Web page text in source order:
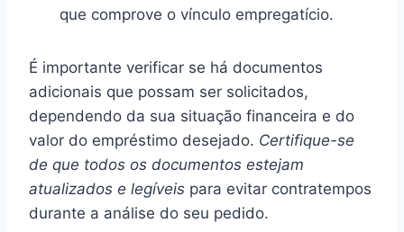
que comprove o vínculo empregatício.
É importante verificar se há documentos
adicionais que possam ser solicitados,
dependendo da sua situação financeira e do
valor do empréstimo desejado. Certifique-se
de que todos os documentos estejam
atualizados e legíveis para evitar contratempos
durante a análise do seu pedido.